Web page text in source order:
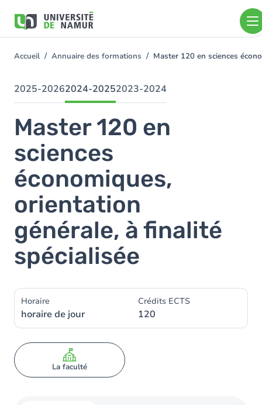
contenu
You
here
Accueil Annuaire des formations Master 120 en sciences
2025-20262024-20252023-2024
Master 120 en
sciences
économiques,
orientation
générale, à finalité
spécialisée
Horaire
horaire de jour
Crédits ECTS
120
La faculté